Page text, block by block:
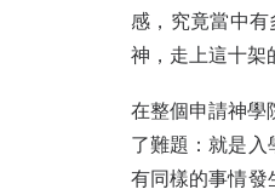
感，究竟當中
神，走上這十架
在整個申請神學
了難題：就是
有同樣的事情發